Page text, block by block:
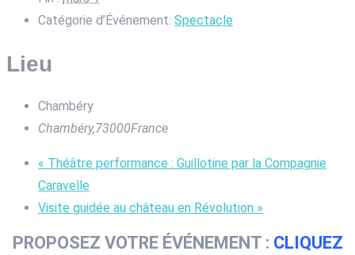
Catégorie d’Événement: Spectacle
Lieu
Chambéry
Chambéry,73000France
« Théâtre performance : Guillotine par la Compagnie
Caravelle
Visite guidée au château en Révolution »
PROPOSEZ VOTRE ÉVÉNEMENT : CLIQUEZ